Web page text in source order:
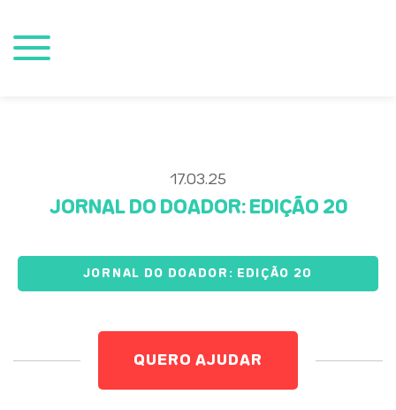
17.03.25
JORNAL DO DOADOR: EDIÇÃO 20
JORNAL DO DOADOR: EDIÇÃO 20
QUERO AJUDAR